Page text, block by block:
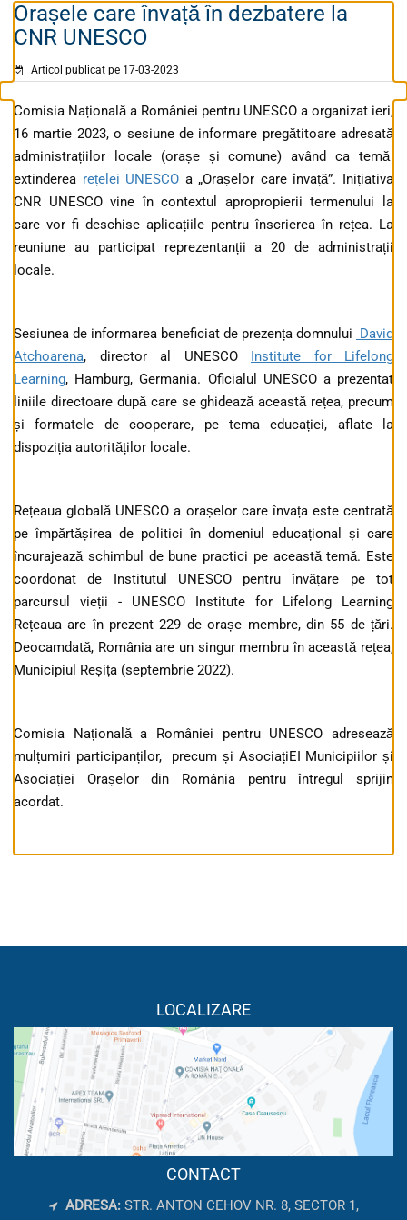
Orașele care învață în dezbatere la
CNR UNESCO
Articol publicat pe 17-03-2023
Comisia Națională a României pentru UNESCO a organizat ieri,
16 martie 2023, o sesiune de informare pregătitoare adresată
administrațiilor locale (orașe și comune) având ca temă
extinderea rețelei UNESCO a „Orașelor care învață”. Inițiativa
CNR UNESCO vine în contextul apropropierii termenului la
care vor fi deschise aplicațiile pentru înscrierea în rețea. La
reuniune au participat reprezentanții a 20 de administrații
locale.
Sesiunea de informarea beneficiat de prezența domnului David
Atchoarena, director al UNESCO Institute for Lifelong
Learning, Hamburg, Germania. Oficialul UNESCO a prezentat
liniile directoare după care se ghidează această rețea, precum
și formatele de cooperare, pe tema educației, aflate la
dispoziția autorităților locale.
Rețeaua globală UNESCO a orașelor care învața este centrată
pe împărtășirea de politici în domeniul educațional și care
încurajează schimbul de bune practici pe această temă. Este
coordonat de Institutul UNESCO pentru învățare pe tot
parcursul vieții - UNESCO Institute for Lifelong Learning
Rețeaua are în prezent 229 de orașe membre, din 55 de țări.
Deocamdată, România are un singur membru în această rețea,
Municipiul Reșița (septembrie 2022).
Comisia Națională a României pentru UNESCO adresează
mulțumiri participanților, precum și AsociațiEI Municipiilor și
Asociației Orașelor din România pentru întregul sprijin
acordat.
LOCALIZARE
CONTACT
ADRESA: STR. ANTON CEHOV NR. 8, SECTOR 1,